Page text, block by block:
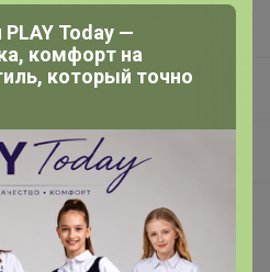
Today —
комфорт на
который точно